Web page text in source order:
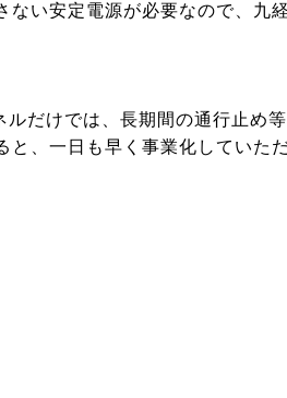
い安定電源が必要なので、九経
だけでは、長期間の通行止め等
、一日も早く事業化していた